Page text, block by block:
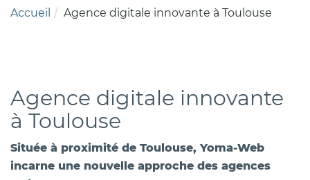
Accueil Agence digitale innovante à Toulouse
Agence digitale innovante
à Toulouse
Située à proximité de Toulouse, Yoma-Web
incarne une nouvelle approche des agences